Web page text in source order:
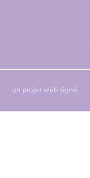
un projet web signé